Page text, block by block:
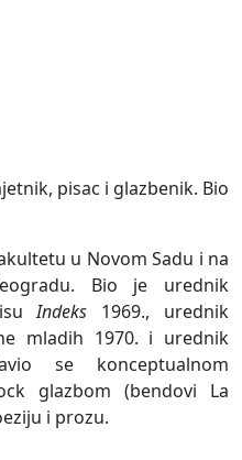
pisac i glazbenik. Bio
u Novom Sadu i na
Bio je urednik
Indeks 1969., urednik
mladih 1970. i urednik
se konceptualnom
glazbom (bendovi La
i prozu.